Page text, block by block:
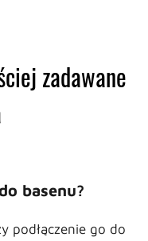
zadawane
basenu?
podłączenie go do